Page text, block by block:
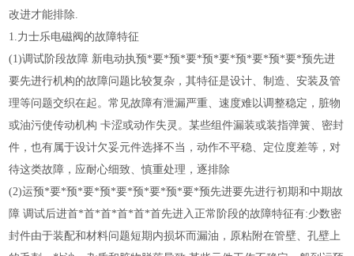
改进才能排除.
1.力士乐电磁阀的故障特征
(1)调试阶段故障 新电动执预*要*预*要*预*要*预*要*预*要*预先进
要先进行机构的故障问题比较复杂，其特征是设计、制造、安装及管
理等问题交织在起。常见故障有泄漏严重、速度难以调整稳定，脏物
或油污使传动机构 卡涩或动作失灵。某些组件漏装或装指弹簧、密封
件，也有属于设计欠妥元件选择不当，动作不平稳、定位度差等，对
待这类故障，应耐心细致、慎重处理，逐排除
(2)运预*要*预*要*预*要*预*要*预*要*预先进要先进行初期和中期故
障 调试后进首*首*首*首*首*首先进入正常阶段的故障特征有:少数密
封件由于装配和材料问题短期内损坏而漏油，原粘附在管壁、孔壁上